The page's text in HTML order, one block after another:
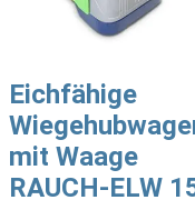
Eichfähige
mit Waage
RAUCH-ELW